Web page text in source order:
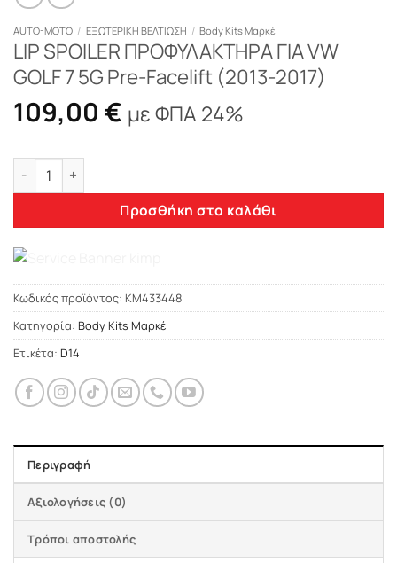
AUTO-MOTO / ΕΞΩΤΕΡΙΚΗ ΒΕΛΤΙΩΣΗ / Body Kits Μαρκέ
LIP SPOILER ΠΡΟΦΥΛΑΚΤΗΡΑ ΓΙΑ VW
GOLF 7 5G Pre-Facelift (2013-2017)
109,00 € με ΦΠΑ 24%
LIP SPOILER ΠΡΟΦΥΛΑΚΤΗΡΑ ΓΙΑ VW GOLF 7 5G Pre-Facelift
Προσθήκη στο καλάθι
Κωδικός προϊόντος: KM433448
Κατηγορία: Body Kits Μαρκέ
Ετικέτα: D14
Περιγραφή
Αξιολογήσεις (0)
Τρόποι αποστολής